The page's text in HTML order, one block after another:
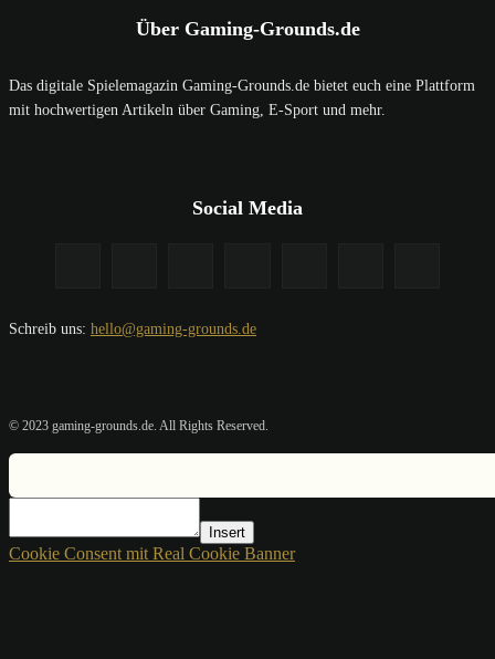
Über Gaming-Grounds.de
Das digitale Spielemagazin Gaming-Grounds.de bietet euch eine Plattform
mit hochwertigen Artikeln über Gaming, E-Sport und mehr.
Social Media
Schreib uns: hello@gaming-grounds.de
© 2023 gaming-grounds.de. All Rights Reserved.
Insert
Cookie Consent mit Real Cookie Banner